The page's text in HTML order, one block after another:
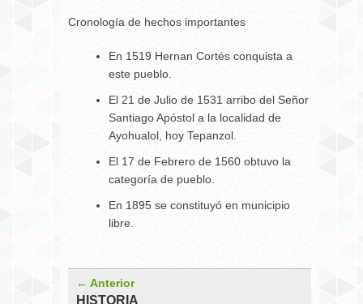
Cronología de hechos importantes
En 1519 Hernan Cortés conquista a
este pueblo.
El 21 de Julio de 1531 arribo del Señor
Santiago Apóstol a la localidad de
Ayohualol, hoy Tepanzol.
El 17 de Febrero de 1560 obtuvo la
categoría de pueblo.
En 1895 se constituyó en municipio
libre.
← Anterior
HISTORIA